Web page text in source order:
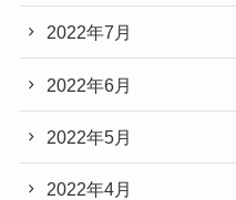
2022年7月
2022年6月
2022年5月
2022年4月